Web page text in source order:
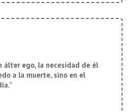
álter ego, la necesidad de él
a la muerte, sino en el